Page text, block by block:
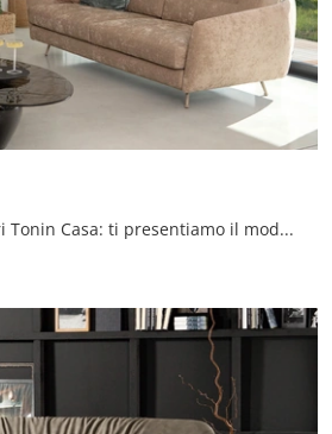
Salotti e divani lineari Tonin Casa: ti presentiamo il modello Milo in tessuto per valorizzare la zona giorno.